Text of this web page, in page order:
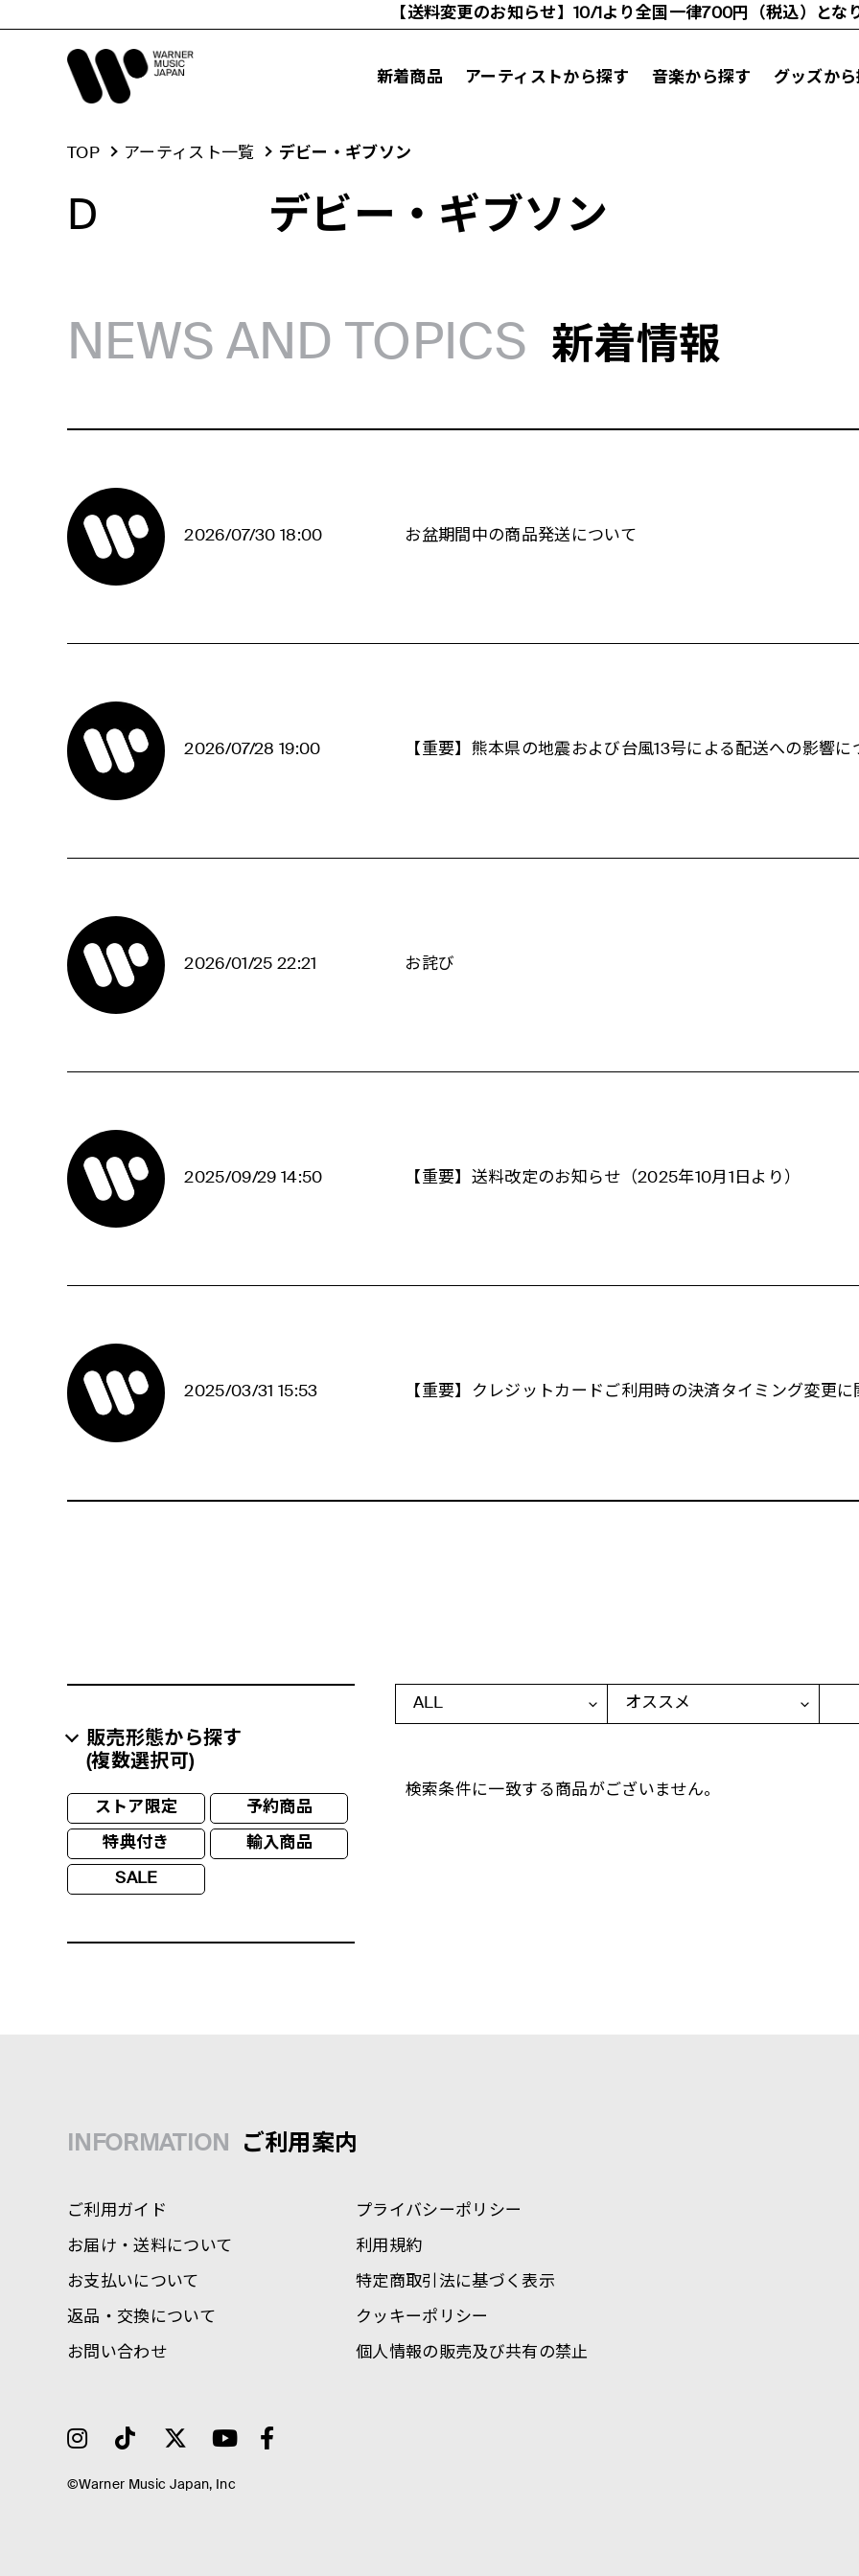
【送料変更のお知らせ】10/1より全国一律700円（税込）とな
新着商品 アーティストから探す 音楽から探す グッズか
TOP アーティスト一覧 デビー・ギブソン
D デビー・ギブソン
NEWS AND TOPICS 新着情報
2026/07/30 18:00 お盆期間中の商品発送について
2026/07/28 19:00 【重要】熊本県の地震および台風13号による配送への影響に
2026/01/25 22:21 お詫び
2025/09/29 14:50 【重要】送料改定のお知らせ（2025年10月1日より）
2025/03/31 15:53 【重要】クレジットカードご利用時の決済タイミング変更に
販売形態から探す
(複数選択可)
ストア限定 予約商品
特典付き 輸入商品
SALE
検索条件に一致する商品がございません。
INFORMATION ご利用案内
ご利用ガイド
お届け・送料について
お支払いについて
返品・交換について
お問い合わせ
プライバシーポリシー
利用規約
特定商取引法に基づく表示
クッキーポリシー
個人情報の販売及び共有の禁止
©Warner Music Japan, Inc